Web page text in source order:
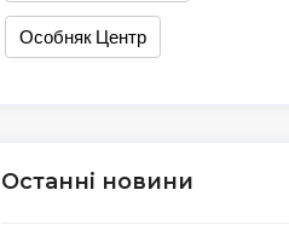
Особняк Центр
Останні новини